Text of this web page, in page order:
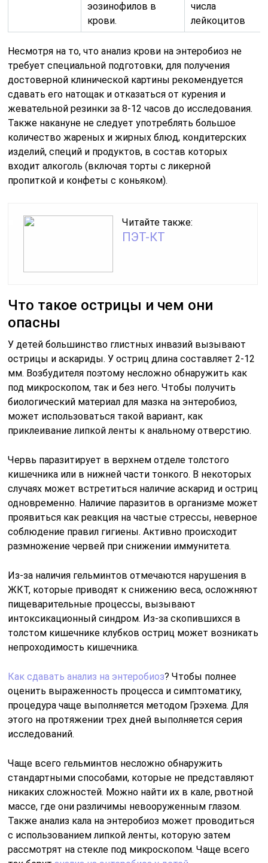
эозинофилов в
крови.
числа
лейкоцитов
Несмотря на то, что анализ крови на энтеробиоз не
требует специальной подготовки, для получения
достоверной клинической картины рекомендуется
сдавать его натощак и отказаться от курения и
жевательной резинки за 8-12 часов до исследования.
Также накануне не следует употреблять большое
количество жареных и жирных блюд, кондитерских
изделий, специй и продуктов, в состав которых
входит алкоголь (включая торты с ликерной
пропиткой и конфеты с коньяком).
Читайте также:
ПЭТ-КТ
Что такое острицы и чем они
опасны
У детей большинство глистных инвазий вызывают
острицы и аскариды. У остриц длина составляет 2-12
мм. Возбудителя поэтому несложно обнаружить как
под микроскопом, так и без него. Чтобы получить
биологический материал для мазка на энтеробиоз,
может использоваться такой вариант, как
приклеивание липкой ленты к анальному отверстию.
Червь паразитирует в верхнем отделе толстого
кишечника или в нижней части тонкого. В некоторых
случаях может встретиться наличие аскарид и остриц
одновременно. Наличие паразитов в организме может
проявиться как реакция на частые стрессы, неверное
соблюдение правил гигиены. Активно происходит
размножение червей при снижении иммунитета.
Из-за наличия гельминтов отмечаются нарушения в
ЖКТ, которые приводят к снижению веса, осложняют
пищеварительные процессы, вызывают
интоксикационный синдром. Из-за скопившихся в
толстом кишечнике клубков остриц может возникать
непроходимость кишечника.
Как сдавать анализ на энтеробиоз? Чтобы полнее
оценить выраженность процесса и симптоматику,
процедура чаще выполняется методом Грэхема. Для
этого на протяжении трех дней выполняется серия
исследований.
Чаще всего гельминтов несложно обнаружить
стандартными способами, которые не представляют
никаких сложностей. Можно найти их в кале, рвотной
массе, где они различимы невооруженным глазом.
Также анализ кала на энтеробиоз может проводиться
с использованием липкой ленты, которую затем
рассмотрят на стекле под микроскопом. Чаще всего